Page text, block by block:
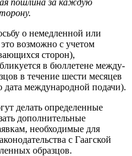
о немедленной или
возможно с учетом
сторон),
в бюллетене между­
в течение шести месяцев
дата международ­ной подачи).
делать определенные
дополнительные
необходимые для
с Гаагской
образцов.